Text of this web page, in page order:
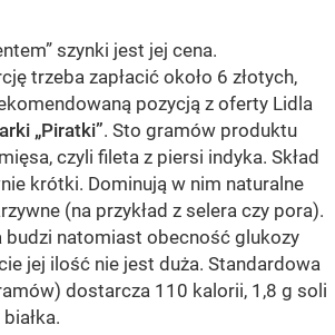
szynki jest jej cena.
trzeba zapłacić około 6 złotych,
pozycją z oferty Lidla
„Piratki”. Sto gramów produktu
czyli fileta z piersi indyka. Skład
krótki. Dominują w nim naturalne
(na przykład z selera czy pora).
budzi natomiast obecność glukozy
jej ilość nie jest duża. Standardowa
dostarcza 110 kalorii, 1,8 g soli